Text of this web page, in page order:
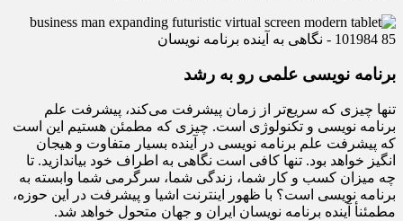
برنامه نویسی علمی رو به رشد
تنها چیزی که سریع‌تر از زمان پیشرفت می‌کند، پیشرفت علم
برنامه نویسی و تکنولوژی است. چیزی که مطمئن هستیم این است
که پیشرفت علم برنامه نویسی در آینده بسیار متفاوت و هیجان
انگیز خواهد بود. تنها کافی است نگاهی به اطراف خود بیاندازید. تا
چه میزان کسب و کار شما، زندگی شما، سرگرمی شما وابسته به
برنامه نویسی است؟ با ظهور اینترنت اشیا و پیشرفت در این حوزه،
مطمئنأ آینده برنامه نویسان ایران و جهان متحول خواهد شد.